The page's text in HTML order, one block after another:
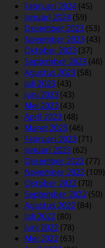
Februari 2024 (45)
Januari 2024 (59)
Desember 2023 (53)
November 2023 (43)
Oktober 2023 (37)
September 2023 (46)
Agustus 2023 (58)
Juli 2023 (43)
Juni 2023 (43)
Mei 2023 (43)
April 2023 (48)
Maret 2023 (46)
Februari 2023 (71)
Januari 2023 (62)
Desember 2022 (77)
November 2022 (109)
Oktober 2022 (70)
September 2022 (50)
Agustus 2022 (84)
Juli 2022 (80)
Juni 2022 (78)
Mei 2022 (63)